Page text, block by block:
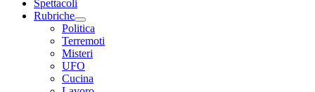
Spettacoli
Rubriche
Politica
Terremoti
Misteri
UFO
Cucina